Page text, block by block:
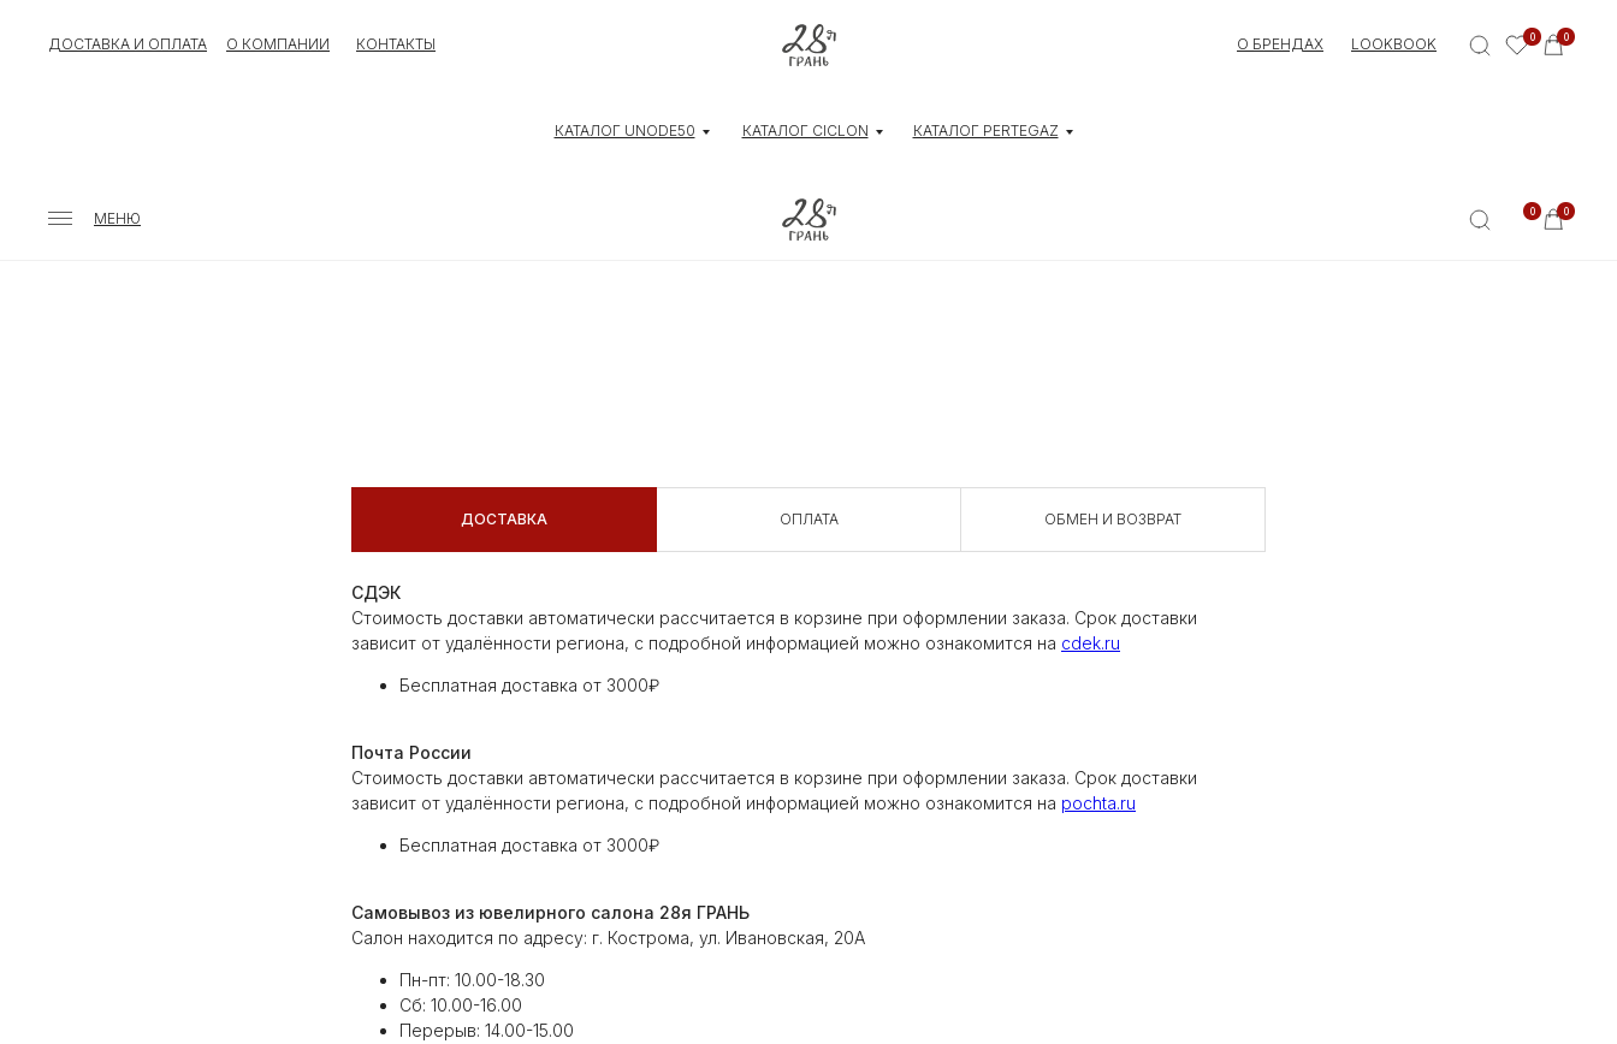
ДОСТАВКА И ОПЛАТА О КОМПАНИИ КОНТАКТЫ О БРЕНДАХ
КАТАЛОГ CICLON
КАТАЛОГ UNODE50 КАТАЛОГ PERTEGAZ
0
0
LOOKBOOK
0
0
МЕНЮ
ДОСТАВКА ОПЛАТА ОБМЕН И ВОЗВРАТ
СДЭК
Стоимость доставки автоматически рассчитается в корзине при оформлении заказа. Срок доставки
зависит от удалённости региона, с подробной информацией можно ознакомится на cdek.ru
Бесплатная доставка от 3000₽
Почта России
Стоимость доставки автоматически рассчитается в корзине при оформлении заказа. Срок доставки
зависит от удалённости региона, с подробной информацией можно ознакомится на pochta.ru
Бесплатная доставка от 3000₽
Самовывоз из ювелирного салона 28я ГРАНЬ
Салон находится по адресу: г. Кострома, ул. Ивановская, 20А
Пн-пт: 10.00-18.30
Cб: 10.00-16.00
Перерыв: 14.00-15.00